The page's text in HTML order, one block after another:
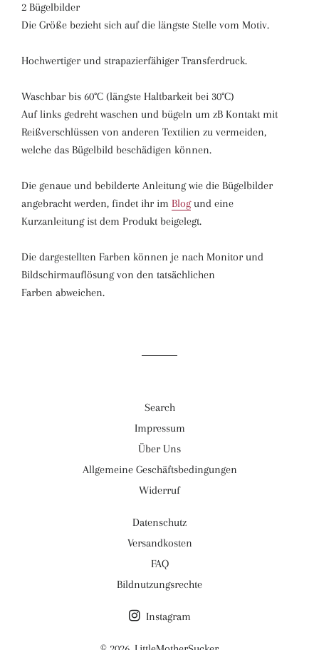
2 Bügelbilder
Die Größe bezieht sich auf die längste Stelle vom Motiv.
Hochwertiger und strapazierfähiger Transferdruck.
Waschbar bis 60°C (längste Haltbarkeit bei 30°C)
Auf links gedreht waschen und bügeln um zB Kontakt mit
Reißverschlüssen von anderen Textilien zu vermeiden,
welche das Bügelbild beschädigen können.
Die genaue und bebilderte Anleitung wie die Bügelbilder
angebracht werden, findet ihr im Blogund eine
Kurzanleitung ist dem Produkt beigelegt.
Die dargestellten Farben können je nach Monitor und
Bildschirmauflösung von den tatsächlichen
Farben abweichen.
Search
Impressum
Über Uns
Allgemeine Geschäftsbedingungen
Widerruf
Datenschutz
Versandkosten
FAQ
Bildnutzungsrechte
Instagram